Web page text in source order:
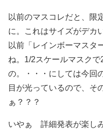
以前のマスコレだと、限
に。これはサイズがデカ
以前「レインボーマスタ
ね。1/2スケールマスク
の。・・・にしては今回
目が光っているので、そ
ぁ？？？
いやぁ 詳細発表が楽し